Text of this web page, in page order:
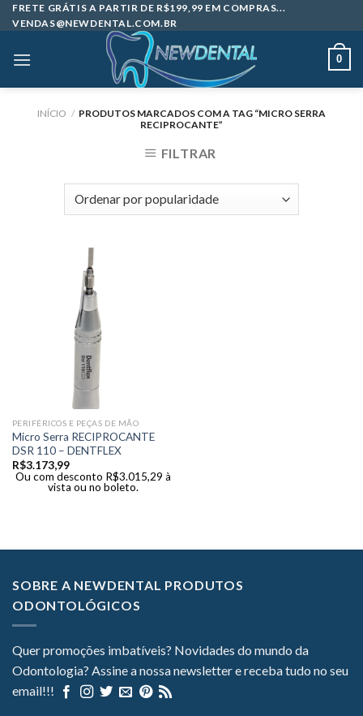
Skip
to
FRETE GRÁTIS A PARTIR DE R$199,99 EM COMPRAS...
VENDAS@NEWDENTAL.COM.BR
0
INÍCIO / PRODUTOS MARCADOS COM A TAG “MICRO SERRA
RECIPROCANTE”
FILTRAR
PERIFÉRICOS E PEÇAS DE MÃO
Micro Serra RECIPROCANTE
DSR 110 – DENTFLEX
R$3.173,99
Ou com desconto R$3.015,29 à
vista ou no boleto.
SOBRE A NEWDENTAL PRODUTOS
ODONTOLÓGICOS
Quer promoções imbatíveis? Novidades do mundo da
Odontologia? Assine a nossa newsletter e receba tudo no seu
email!!!